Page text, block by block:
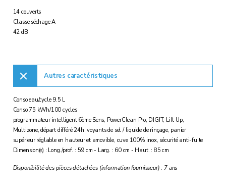
14 couverts
Classe séchage A
42 dB
Autres caractéristiques
Conso eau/cycle 9.5 L
Conso 75 kWh/100 cycles
programmateur intelligent 6ème Sens, PowerClean Pro, DIGIT, Lift Up,
Multizone, départ différé 24h, voyants de sel / liquide de rinçage, panier
supérieur réglable en hauteur et amovible, cuve 100% inox, sécurité anti-fuite
Dimension(s) : Long./prof. : 59 cm - Larg. : 60 cm - Haut. : 85 cm
Disponibilité des pièces détachées (information fournisseur) : 7 ans